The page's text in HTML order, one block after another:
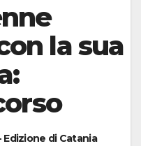
la sua
Edizione di Catania